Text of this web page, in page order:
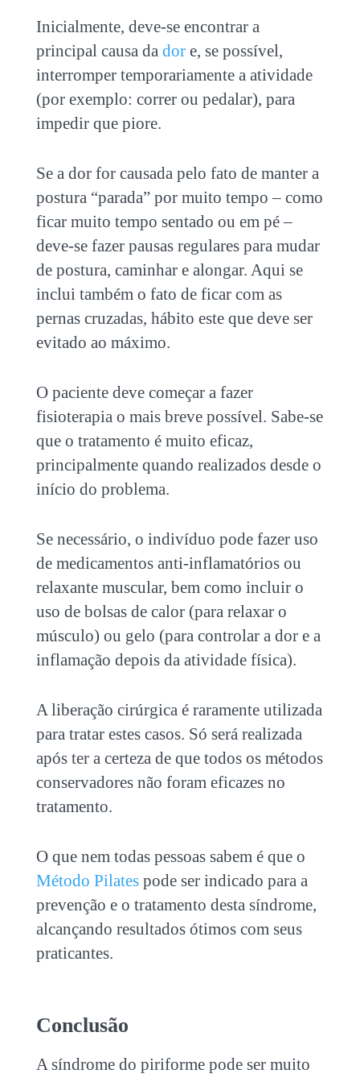
Inicialmente, deve-se encontrar a
principal causa da dore, se possível,
interromper temporariamente a atividade
(por exemplo: correr ou pedalar), para
impedir que piore.
Se a dor for causada pelo fato de manter a
postura “parada” por muito tempo – como
ficar muito tempo sentado ou em pé –
deve-se fazer pausas regulares para mudar
de postura, caminhar e alongar. Aqui se
inclui também o fato de ficar com as
pernas cruzadas, hábito este que deve ser
evitado ao máximo.
O paciente deve começar a fazer
fisioterapia o mais breve possível. Sabe-se
que o tratamento é muito eficaz,
principalmente quando realizados desde o
início do problema.
Se necessário, o indivíduo pode fazer uso
de medicamentos anti-inflamatórios ou
relaxante muscular, bem como incluir o
uso de bolsas de calor (para relaxar o
músculo) ou gelo (para controlar a dor e a
inflamação depois da atividade física).
A liberação cirúrgica é raramente utilizada
para tratar estes casos. Só será realizada
após ter a certeza de que todos os métodos
conservadores não foram eficazes no
tratamento.
O que nem todas pessoas sabem é que o
Método Pilatespode ser indicado para a
prevenção e o tratamento desta síndrome,
alcançando resultados ótimos com seus
praticantes.
Conclusão
A síndrome do piriforme pode ser muito